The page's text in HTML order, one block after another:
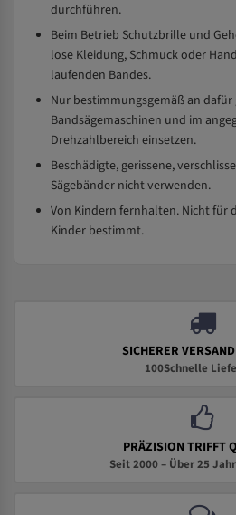
durchführen.
Beim Betrieb Schutzbrille und
lose Kleidung, Schmuck oder
laufenden Bandes.
Nur bestimmungsgemäß an dafür
Bandsägemaschinen und im
Drehzahlbereich einsetzen.
Beschädigte, gerissene,
Sägebänder nicht verwenden.
Von Kindern fernhalten. Nicht für
Kinder bestimmt.
SICHERER
100Schnelle
PRÄZISION TRIFFT
Seit 2000 – Über 25